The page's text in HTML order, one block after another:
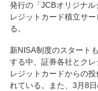
発行の「JCBオリジナル
レジットカード積立サ
る。
新NISA制度のスタート
する中、証券各社とク
レジットカードからの
れている。また、3月8